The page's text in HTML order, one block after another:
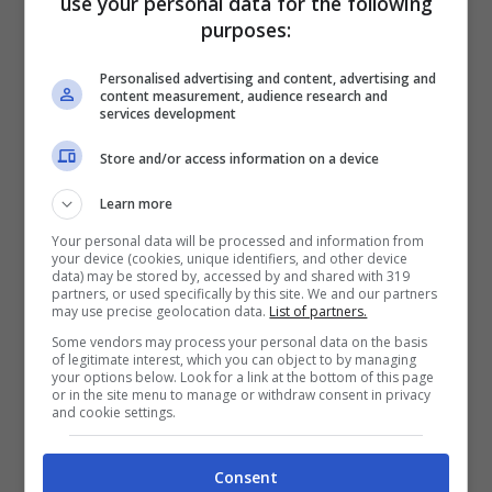
Federica Panicucci, il vestitino fa sognare (Instagram) –
stopandgoal.net
Uno degli ultimi post pubblicati vede la
Panicucci in versione Barbie, la moda del
momento. La conduttrice toscana si è mostrata
indossando un abito
purposes:
Personalised advertising and content, advertising and
content measurement, audience research and
services development
Store and/or access information on a device
Learn more
Your personal data will be processed and information from
your device (cookies, unique identifiers, and other device
data) may be stored by, accessed by and shared with 319
partners, or used specifically by this site. We and our partners
may use precise geolocation data. List of partners.
Some vendors may process your personal data on the basis
of legitimate interest, which you can object to by managing
your options below. Look for a link at the bottom of this page
or in the site menu to manage or withdraw consent in privacy
and cookie settings.
Consent